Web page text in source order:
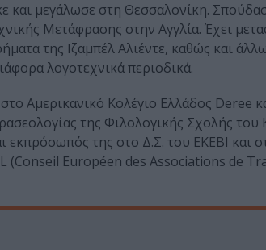
και μεγάλωσε στη Θεσσαλονίκη.
Μετάφρασης στην Αγγλία. Έχει
της Ιζαμπέλ Αλιέντε, καθώς και
λογοτεχνικά περιοδικά.
στο Αμερικανικό Κολέγιο Ελλάδος
της Φιλολογικής Σχολής του
εκπρόσωπός της στο Δ.Σ. του ΕΚΕΒΙ
(Conseil Européen des Associations de